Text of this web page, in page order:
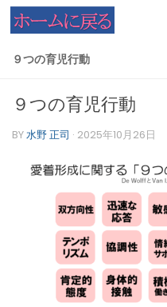
コンテンツへスキップ
９つの育児行動
９つの育児行動
BY水野 正司 · 2025年10月26日